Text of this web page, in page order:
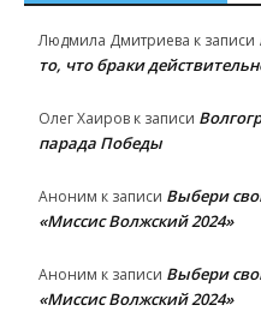
Людмила Дмитриева к записи
то, что браки
Олег Хаиров к записи
парада Победы
Аноним к записи Выбери
«Миссис Волжский 2024»
Аноним к записи Выбери
«Миссис Волжский 2024»